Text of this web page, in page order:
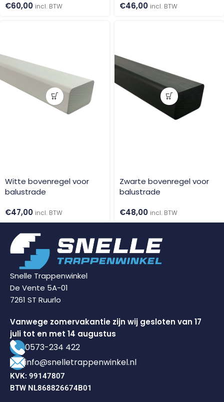
€60,00 incl. BTW
€46,00 incl. BTW
Witte bovenregel voor
balustrade
€47,00 incl. BTW
Zwarte bovenregel voor
balustrade
€48,00 incl. BTW
Snelle Trappenwinkel
De Vente 5A-01
7261 ST Ruurlo
Vanwege zomervakantie zijn wij gesloten van 17
juli tot en met 14 augustus
0573-234 422
info@snelletrappenwinkel.nl
KVK: 99147807
BTW NL868826674B01